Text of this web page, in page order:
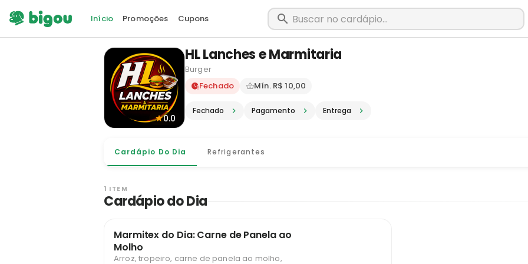
Início Promoções Cupons
0.0
HL Lanches e Marmitaria
Burger
Delivery em Raul Soares - MG · Pediu, chegou,
Fechado Mín. R$ 10,00
Fechado Pagamento Entrega
Cardápio Do Dia Refrigerantes
1 ITEM
Cardápio do Dia
Marmitex do Dia: Carne de Panela ao
Molho
Arroz, tropeiro, carne de panela ao molho,